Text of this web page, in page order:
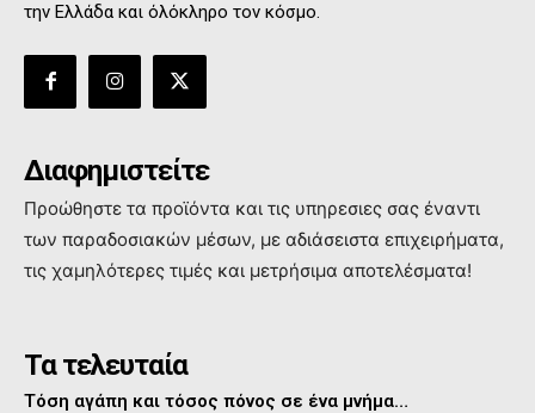
την Ελλάδα και όλόκληρο τον κόσμο.
Διαφημιστείτε
Προώθηστε τα προϊόντα και τις υπηρεσιες σας έναντι
των παραδοσιακών μέσων, με αδιάσειστα επιχειρήματα,
τις χαμηλότερες τιμές και μετρήσιμα αποτελέσματα!
Τα τελευταία
Τόση αγάπη και τόσος πόνος σε ένα μνήμα…